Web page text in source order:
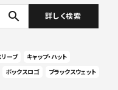
search 詳しく検索
ーブ
キャップ・ハット
ボックスロゴ ブラックスウェット